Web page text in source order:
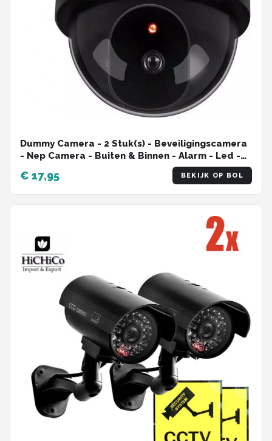
Dummy Camera - 2 Stuk(s) - Beveiligingscamera
- Nep Camera - Buiten & Binnen - Alarm - Led -
€ 17,95 BEKIJK OP BOL